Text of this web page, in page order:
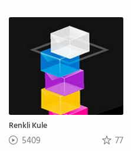
Renkli Kule
5409 77